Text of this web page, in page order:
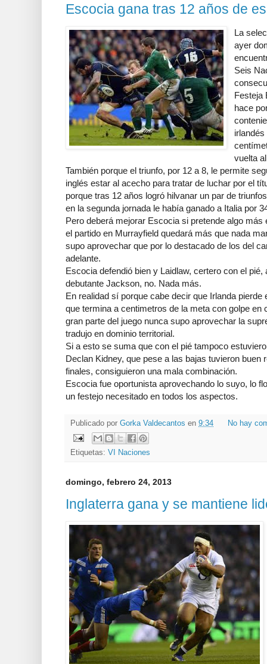
Escocia gana tras 12 años de
La
ayer
Seis
Festeja
hace
vuelta
También porque el triunfo, por 12 a 8, le permite
inglés estar al acecho para tratar de luchar por el
porque tras 12 años logró hilvanar un par de
en la segunda jornada le había ganado a Italia por
Pero deberá mejorar Escocia si pretende algo
el partido en Murrayfield quedará más que nada
supo aprovechar que por lo destacado de los del
adelante.
Escocia defendió bien y Laidlaw, certero con el
debutante Jackson, no. Nada más.
En realidad sí porque cabe decir que Irlanda pierde
que termina a centimetros de la meta con golpe en
gran parte del juego nunca supo aprovechar la
tradujo en dominio territorial.
Si a esto se suma que con el pié tampoco
Declan Kidney, que pese a las bajas tuvieron buen
finales, consiguieron una mala combinación.
Escocia fue oportunista aprovechando lo suyo, lo
un festejo necesitado en todos los aspectos.
Publicado por Gorka Valdecantos en 9:34 No hay
Etiquetas: VI Naciones
domingo, febrero 24, 2013
Inglaterra gana y se mantiene